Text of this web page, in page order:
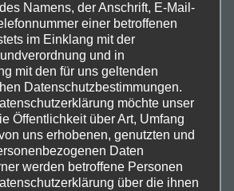
€35,00
Namens, der Anschrift, E-Mail-
einer betroffenen
im Einklang mit der
und in
mit den für uns geltenden
Datenschutzbestimmungen.
möchte unser
Öffentlichkeit über Art, Umfang
uns erhobenen, genutzten und
Daten
werden betroffene Personen
über die ihnen